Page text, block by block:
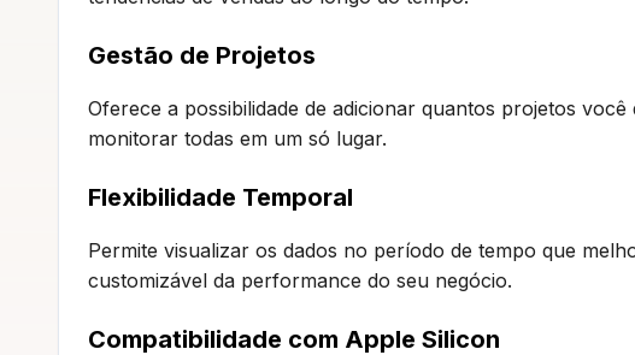
Gestão de Projetos
Oferece a possibilidade de adicionar quantos projetos
monitorar todas em um só lugar.
Flexibilidade Temporal
Permite visualizar os dados no período de tempo que
customizável da performance do seu negócio.
Compatibilidade com Apple Silicon